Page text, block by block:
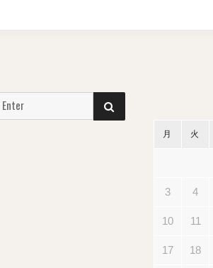
SEARCH
月 火
3 4
10 11
17 18